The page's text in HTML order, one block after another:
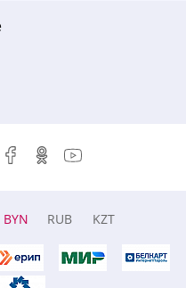
BYN RUB KZT